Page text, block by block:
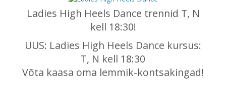
Ladies High Heels Dance trennid T, N
kell 18:30!
UUS: Ladies High Heels Dance kursus:
T, N kell 18:30
Võta kaasa oma lemmik-kontsakingad!